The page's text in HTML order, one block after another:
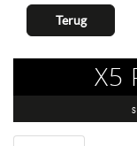
Terug
X5